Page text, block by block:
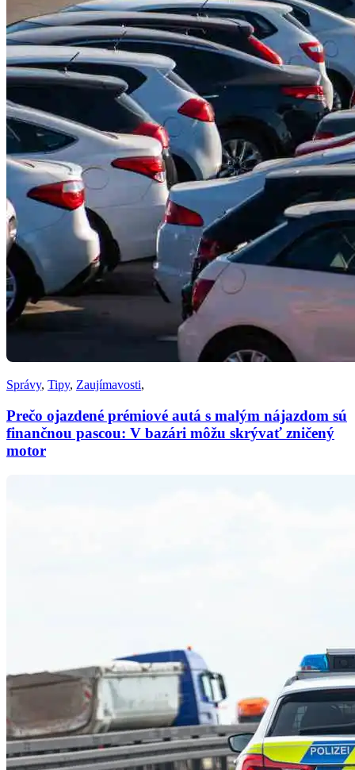
Správy, Tipy, Zaujímavosti,
Prečo ojazdené prémiové autá s malým nájazdom sú
finančnou pascou: V bazári môžu skrývať zničený
motor